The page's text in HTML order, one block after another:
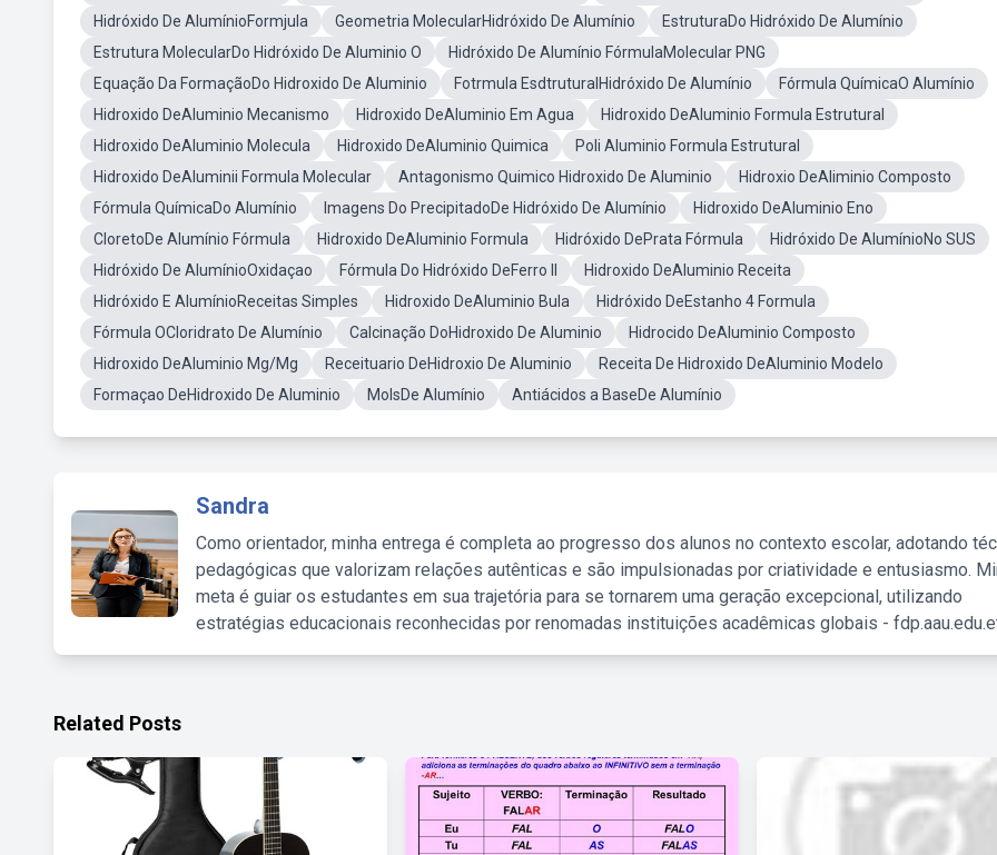
Hidróxido De AlumínioFormjula
Geometria MolecularHidróxido De Alumínio
EstruturaDo Hidróxido De Alumínio
Estrutura MolecularDo Hidróxido De Aluminio O
Hidróxido De Alumínio FórmulaMolecular PNG
Equação Da FormaçãoDo Hidroxido De Aluminio
Fotrmula EsdtruturalHidróxido De Alumínio
Fórmula QuímicaO Alumínio
Hidroxido DeAluminio Mecanismo
Hidroxido DeAluminio Em Agua
Hidroxido DeAluminio Formula Estrutural
Hidroxido DeAluminio Molecula
Hidroxido DeAluminio Quimica
Poli Aluminio Formula Estrutural
Hidroxido DeAluminii Formula Molecular
Antagonismo Quimico Hidroxido De Aluminio
Hidroxio DeAliminio Composto
Fórmula QuímicaDo Alumínio
Imagens Do PrecipitadoDe Hidróxido De Alumínio
Hidroxido DeAluminio Eno
CloretoDe Alumínio Fórmula
Hidroxido DeAluminio Formula Hidróxido DePrata Fórmula
Hidróxido De AlumínioNo SUS
Hidróxido De AlumínioOxidaçao
Fórmula Do Hidróxido DeFerro II
Hidroxido DeAluminio Receita
Hidróxido E AlumínioReceitas Simples
Hidroxido DeAluminio Bula
Hidróxido DeEstanho 4 Formula
Fórmula OCloridrato De Alumínio
Calcinação DoHidroxido De Aluminio
Hidrocido DeAluminio Composto
Hidroxido DeAluminio Mg/Mg
Receituario DeHidroxio De Aluminio
Receita De Hidroxido DeAluminio Modelo
Formaçao DeHidroxido De Aluminio
MolsDe Alumínio Antiácidos a BaseDe Alumínio
Sandra
Como orientador, minha entrega é completa ao progresso dos alunos no contexto escolar, adotando
pedagógicas que valorizam relações autênticas e são impulsionadas por criatividade e entusiasmo.
meta é guiar os estudantes em sua trajetória para se tornarem uma geração excepcional, utilizando
estratégias educacionais reconhecidas por renomadas instituições acadêmicas globais -
Related Posts